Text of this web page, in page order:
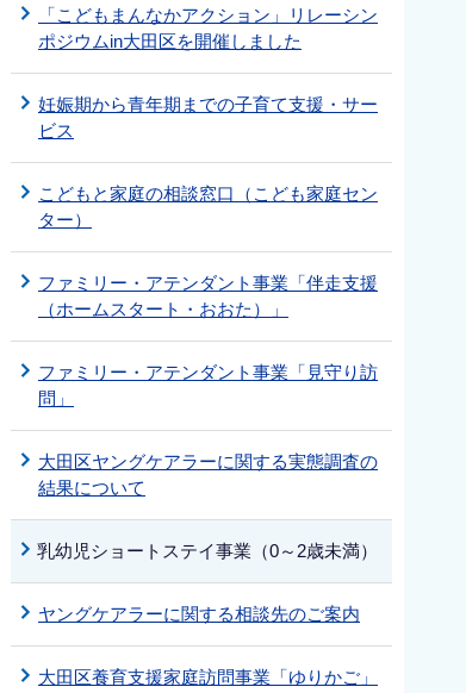
「こどもまんなかアクション」リレーシン
ポジウムin大田区を開催しました
妊娠期から青年期までの子育て支援・サー
ビス
こどもと家庭の相談窓口（こども家庭セン
ター）
ファミリー・アテンダント事業「伴走支援
（ホームスタート・おおた）」
ファミリー・アテンダント事業「見守り訪
問」
大田区ヤングケアラーに関する実態調査の
結果について
乳幼児ショートステイ事業（0～2歳未満）
ヤングケアラーに関する相談先のご案内
大田区養育支援家庭訪問事業「ゆりかご」